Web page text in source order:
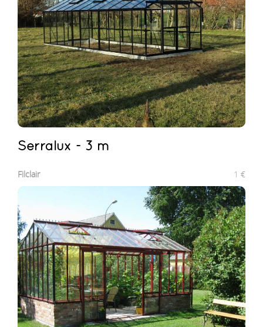
Serralux - 3 m
Filclair 1 €